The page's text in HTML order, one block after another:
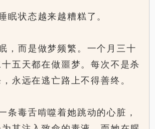
眠状态越来越糟糕了。
，而是做梦频繁。一个月三十
五天都在做噩梦。每次不是杀
永远在逃亡路上不得善终。
条毒舌啃噬着她跳动的心脏，